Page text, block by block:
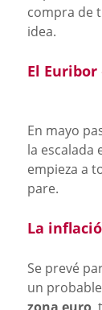
compra de
idea.
El
En mayo
la escalada
empieza a
pare.
La
Se prevé
un